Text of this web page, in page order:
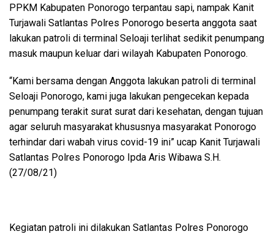
PPKM Kabupaten Ponorogo terpantau sapi, nampak Kanit
Turjawali Satlantas Polres Ponorogo beserta anggota saat
lakukan patroli di terminal Seloaji terlihat sedikit penumpang
masuk maupun keluar dari wilayah Kabupaten Ponorogo.
“Kami bersama dengan Anggota lakukan patroli di terminal
Seloaji Ponorogo, kami juga lakukan pengecekan kepada
penumpang terakit surat surat dari kesehatan, dengan tujuan
agar seluruh masyarakat khususnya masyarakat Ponorogo
terhindar dari wabah virus covid-19 ini” ucap Kanit Turjawali
Satlantas Polres Ponorogo Ipda Aris Wibawa S.H.
(27/08/21)
Kegiatan patroli ini dilakukan Satlantas Polres Ponorogo